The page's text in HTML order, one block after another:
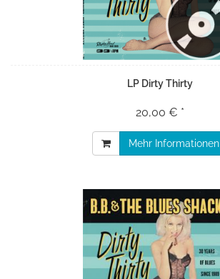
LP Dirty Thirty
20,00 € *
Mehr Informationen